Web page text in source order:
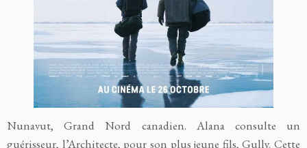
Nunavut, Grand Nord canadien. Alana consulte un
guérisseur, l’Architecte, pour son plus jeune fils, Gully. Cette